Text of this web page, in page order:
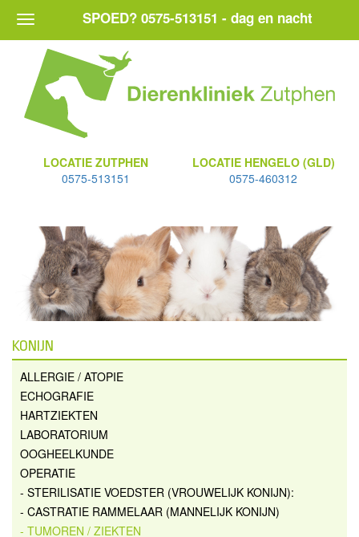
SPOED? 0575-513151 - dag en nacht
LOCATIE ZUTPHEN
0575-513151
LOCATIE HENGELO (GLD)
0575-460312
KONIJN
ALLERGIE / ATOPIE
ECHOGRAFIE
HARTZIEKTEN
LABORATORIUM
OOGHEELKUNDE
OPERATIE
- STERILISATIE VOEDSTER (VROUWELIJK KONIJN):
- CASTRATIE RAMMELAAR (MANNELIJK KONIJN)
- TUMOREN / ZIEKTEN